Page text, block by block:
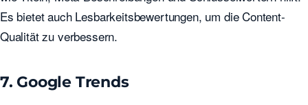
Es bietet auch Lesbarkeitsbewertungen, um die Content-
Qualität zu verbessern.
7. Google Trends